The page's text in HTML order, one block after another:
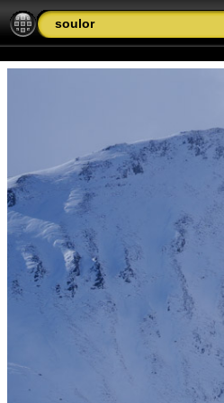
soulor